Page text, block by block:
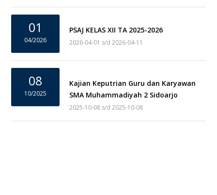
01
04/2026
PSAJ KELAS XII TA 2025-2026
2026-04-01 s/d 2026-04-11
08
10/2025
Kajian Keputrian Guru dan Karyawan
SMA Muhammadiyah 2 Sidoarjo
2025-10-08 s/d 2025-10-08